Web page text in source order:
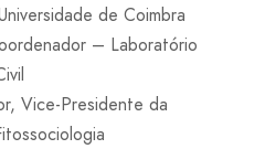
de Coimbra
– Laboratório
Vice-Presidente da